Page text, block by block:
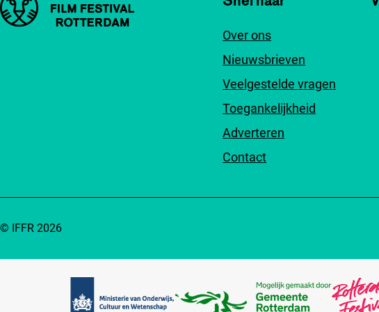
Over ons
Nieuwsbrieven
Veelgestelde vragen
Toegankelijkheid
Adverteren
Contact
© IFFR 2026